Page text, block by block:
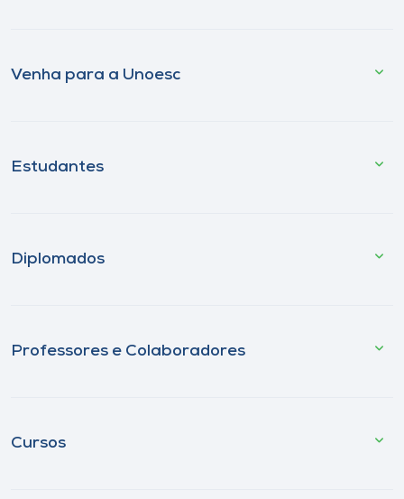
Venha para a Unoesc
Estudantes
Diplomados
Professores e Colaboradores
Cursos